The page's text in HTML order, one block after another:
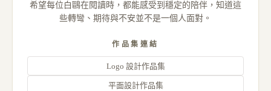
希望每位白鷗在閱讀時，都能感受到穩定的陪伴，知道這
些轉彎、期待與不安並不是一個人面對。
作品集連結
Logo 設計作品集
平面設計作品集